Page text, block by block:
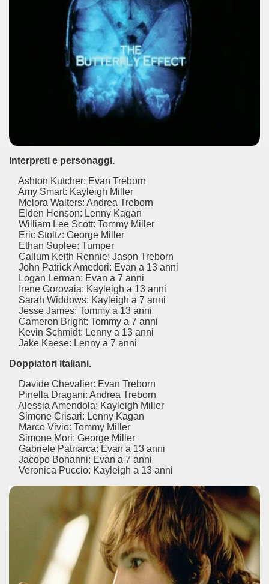
Interpreti e personaggi.
Ashton Kutcher: Evan Treborn
Amy Smart: Kayleigh Miller
Melora Walters: Andrea Treborn
Elden Henson: Lenny Kagan
William Lee Scott: Tommy Miller
Eric Stoltz: George Miller
Ethan Suplee: Tumper
Callum Keith Rennie: Jason Treborn
John Patrick Amedori: Evan a 13 anni
Logan Lerman: Evan a 7 anni
Irene Gorovaia: Kayleigh a 13 anni
Sarah Widdows: Kayleigh a 7 anni
Jesse James: Tommy a 13 anni
Cameron Bright: Tommy a 7 anni
Kevin Schmidt: Lenny a 13 anni
Jake Kaese: Lenny a 7 anni
Doppiatori italiani.
Davide Chevalier: Evan Treborn
Pinella Dragani: Andrea Treborn
Alessia Amendola: Kayleigh Miller
Simone Crisari: Lenny Kagan
Marco Vivio: Tommy Miller
Simone Mori: George Miller
Gabriele Patriarca: Evan a 13 anni
Jacopo Bonanni: Evan a 7 anni
Veronica Puccio: Kayleigh a 13 anni
Se Ti Piacciono nel mese di Agosto 2014.
per un film sprecato.
antisemiti?
travolgente dal finale immorale.
lucido ma appassionato su un periodo controverso.
amicizia.